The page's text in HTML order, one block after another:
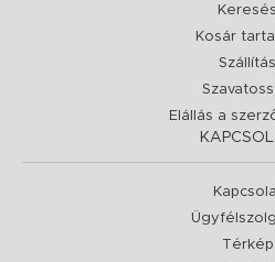
Keresés
Kosár
Szállítás
Elállás a
Térkép